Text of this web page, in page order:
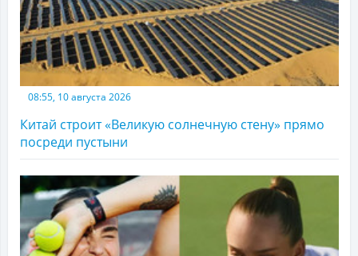
08:55, 10 августа 2026
Китай строит «Великую солнечную стену» прямо
посреди пустыни